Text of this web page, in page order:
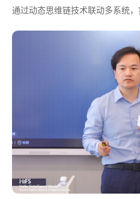
通过动态思维链技术联动多系统，